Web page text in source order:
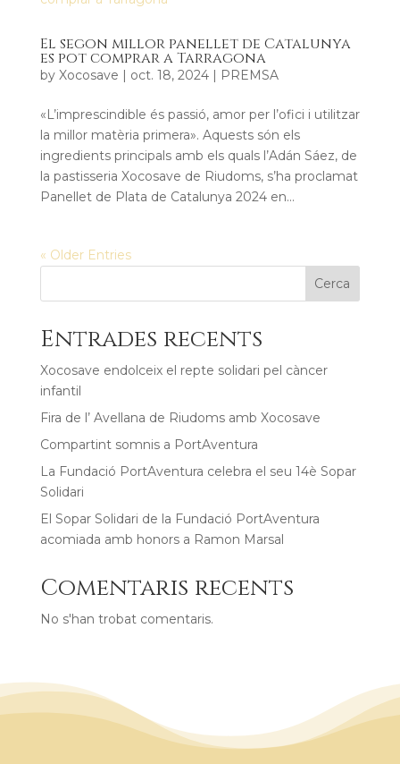
El segon millor panellet de Catalunya
es pot comprar a Tarragona
by Xocosave | oct. 18, 2024| PREMSA
«L’imprescindible és passió, amor per l’ofici i utilitzar
la millor matèria primera». Aquests són els
ingredients principals amb els quals l’Adán Sáez, de
la pastisseria Xocosave de Riudoms, s’ha proclamat
Panellet de Plata de Catalunya 2024 en...
« Older Entries
Cerca
Entrades recents
Xocosave endolceix el repte solidari pel càncer
infantil
Fira de l’ Avellana de Riudoms amb Xocosave
Compartint somnis a PortAventura
La Fundació PortAventura celebra el seu 14è Sopar
Solidari
El Sopar Solidari de la Fundació PortAventura
acomiada amb honors a Ramon Marsal
Comentaris recents
No s'han trobat comentaris.